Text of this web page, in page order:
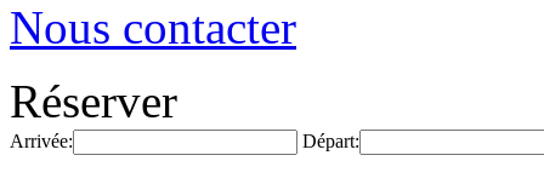
Nous contacter
Réserver
Arrivée: Départ: